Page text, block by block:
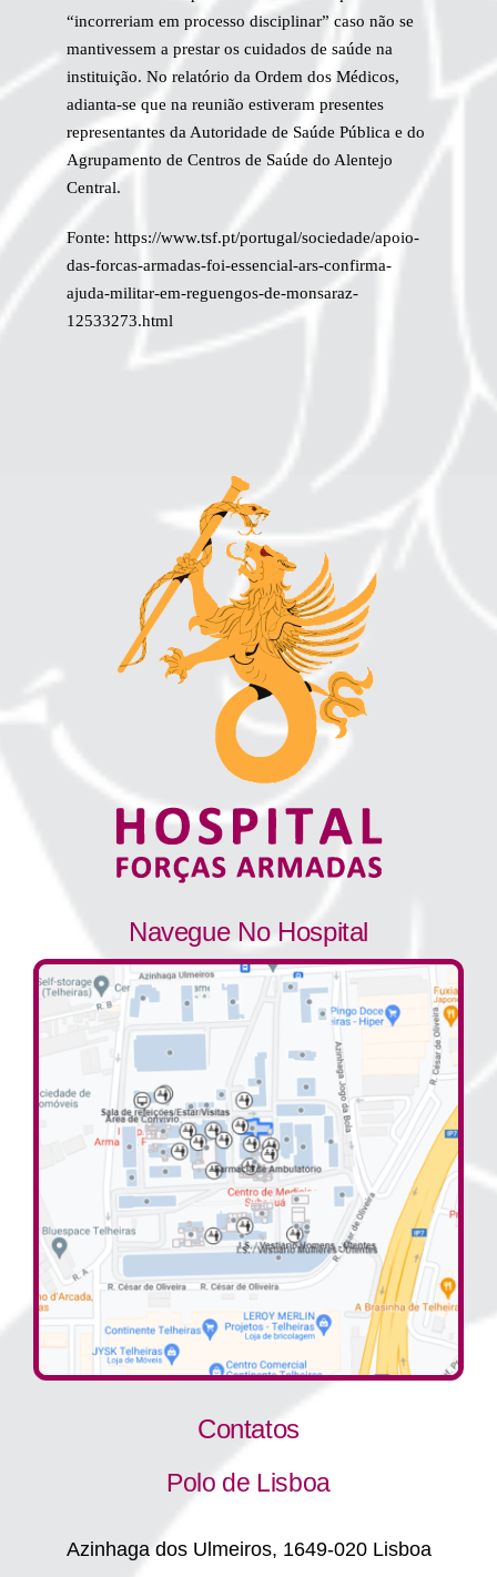
“incorreriam em processo disciplinar” caso não se
mantivessem a prestar os cuidados de saúde na
instituição. No relatório da Ordem dos Médicos,
adianta-se que na reunião estiveram presentes
representantes da Autoridade de Saúde Pública e do
Agrupamento de Centros de Saúde do Alentejo
Central.
Fonte: https://www.tsf.pt/portugal/sociedade/apoio-
das-forcas-armadas-foi-essencial-ars-confirma-
ajuda-militar-em-reguengos-de-monsaraz-
12533273.html
Navegue No Hospital
Contatos
Polo de Lisboa
Azinhaga dos Ulmeiros, 1649-020 Lisboa